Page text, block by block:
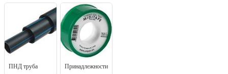
ПНД труба Принадлежности